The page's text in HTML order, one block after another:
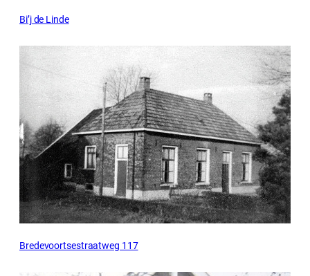
Bi’j de Linde
Bredevoortsestraatweg 117